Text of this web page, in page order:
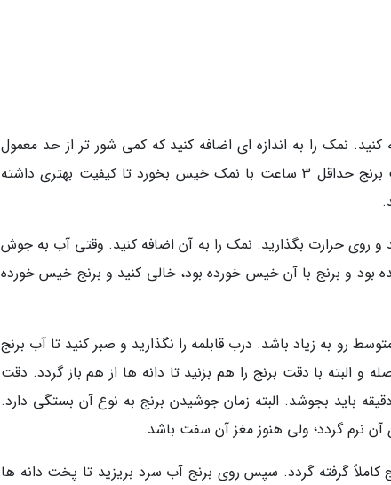
نمک را به اندازه ای اضافه کنید که کمی شور تر از حد معمول
باشد. بگذارید برنج چند ساعت خیس بخورد. بهتر است برنج حداقل 3 ساعت با نمک خیس بخورد تا کیفیت بهتری داشته
و روی حرارت بگذارید. نمک را به آن اضافه کنید. وقتی آب به جوش
بود و برنج با آن خیس خورده بود، خالی کنید و برنج خیس خورده
رو به زیاد باشد. درب قابلمه را نگذارید و صبر کنید تا آب برنج
و البته با دقت برنج را هم بزنید تا دانه ها از هم باز گردد. دقت
باید بجوشد. البته زمان جوشیدن برنج به نوع آن بستگی دارد.
نرم گردد؛ ولی هنوز مغز آن سفت باشد.
کاملاً گرفته گردد. سپس روی برنج آب سرد بریزید تا پخت دانه ها